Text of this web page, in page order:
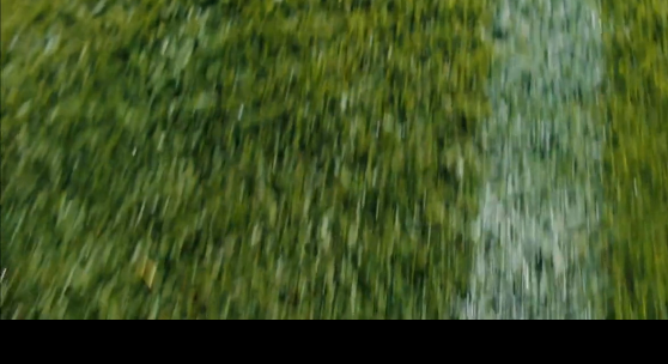
Tamanho do modelo